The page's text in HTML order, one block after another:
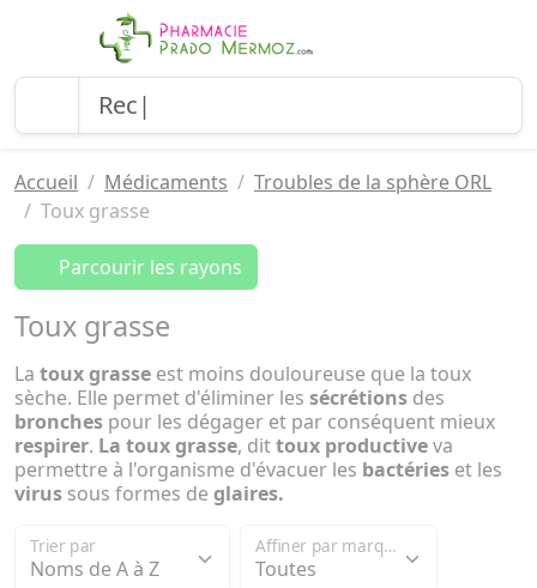
Accueil Médicaments
Troubles de la sphère ORL
Toux grasse
Parcourir les rayons
Toux grasse
La toux grasse est moins douloureuse que la toux
sèche. Elle permet d'éliminer les sécrétions des
bronches pour les dégager et par conséquent mieux
respirer. La toux grasse, dittoux productiveva
permettre à l'organisme d'évacuer les bactéries et les
virus sous formes de glaires.
Trier par Affiner par marque